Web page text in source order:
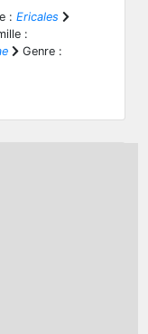
: Ericales
:
Genre :